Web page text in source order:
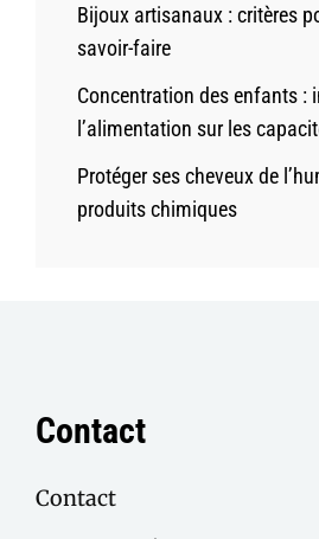
Bijoux artisanaux : critères
savoir-faire
Concentration des enfants :
l’alimentation sur les
Protéger ses cheveux de
produits chimiques
Contact
Contact